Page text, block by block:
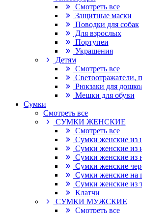
Смотреть все
Защитные маски
Поводки для собак
Для взрослых
Портупеи
Украшения
Детям
Смотреть все
Светоотражатели,
Рюкзаки для
Мешки для обуви
Сумки
Смотреть все
СУМКИ ЖЕНСКИЕ
Смотреть все
Сумки женские из
Сумки женские из
Сумки женские из
Сумки женские
Сумки женские на
Сумки женские из
Клатчи
СУМКИ МУЖСКИЕ
Смотреть все